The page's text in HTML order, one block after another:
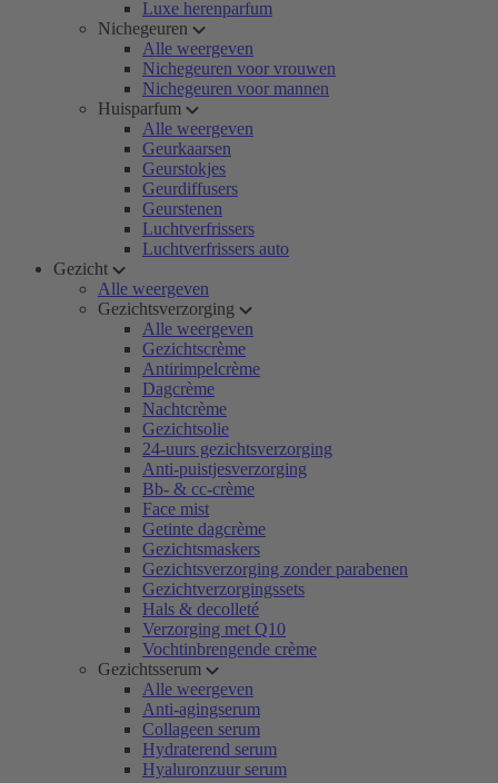
Luxe herenparfum
Nichegeuren
Alle weergeven
Nichegeuren voor vrouwen
Nichegeuren voor mannen
Huisparfum
Alle weergeven
Geurkaarsen
Geurstokjes
Geurdiffusers
Geurstenen
Luchtverfrissers
Luchtverfrissers auto
Gezicht
Alle weergeven
Gezichtsverzorging
Alle weergeven
Gezichtscrème
Antirimpelcrème
Dagcrème
Nachtcrème
Gezichtsolie
24-uurs gezichtsverzorging
Anti-puistjesverzorging
Bb- & cc-crème
Face mist
Getinte dagcrème
Gezichtsmaskers
Gezichtsverzorging zonder parabenen
Gezichtverzorgingssets
Hals & decolleté
Verzorging met Q10
Vochtinbrengende crème
Gezichtsserum
Alle weergeven
Anti-agingserum
Collageen serum
Hydraterend serum
Hyaluronzuur serum